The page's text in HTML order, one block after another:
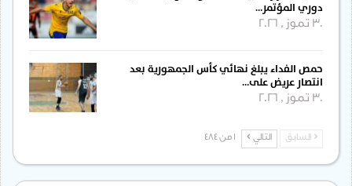
دوري المؤتمر…
30 تموز , 2026
حمص الفداء يبلغ نهائي كأس الجمهورية بعد
انتصار عريض على…
30 تموز , 2026
السابق التالي